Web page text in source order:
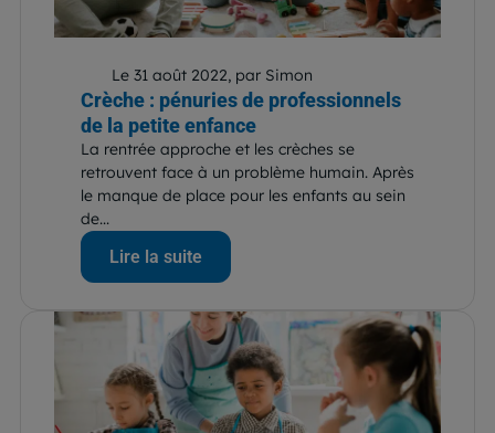
Le 31 août 2022, par Simon
Crèche : pénuries de professionnels
de la petite enfance
La rentrée approche et les crèches se
retrouvent face à un problème humain. Après
le manque de place pour les enfants au sein
de...
Lire la suite